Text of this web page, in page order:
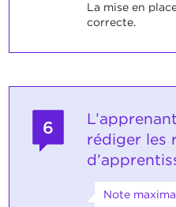
La mise en
correcte.
6
rédiger les
Note